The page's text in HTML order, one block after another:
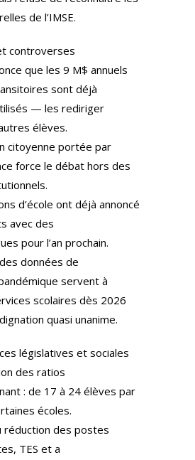
de l’IMSE.
controverses
que les 9 M$ annuels
sont déjà
— les rediriger
élèves.
citoyenne portée par
force le débat hors des
d’école ont déjà annoncé
avec des
pour l’an prochain.
données de
servent à
scolaires dès 2026
quasi unanime.
législatives et sociales
des ratios
: de 17 à 24 élèves par
écoles.
réduction des postes
TES et a